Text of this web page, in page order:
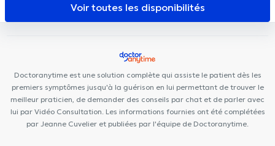
Pediatrics Etterbeek Centre PsyCol Mérode
Voir toutes les disponibilités
Doctoranytime est une solution complète qui assiste le patient dès les
premiers symptômes jusqu'à la guérison en lui permettant de trouver le
meilleur praticien, de demander des conseils par chat et de parler avec
lui par Vidéo Consultation. Les informations fournies ont été complétées
par Jeanne Cuvelier et publiées par l'équipe de Doctoranytime.